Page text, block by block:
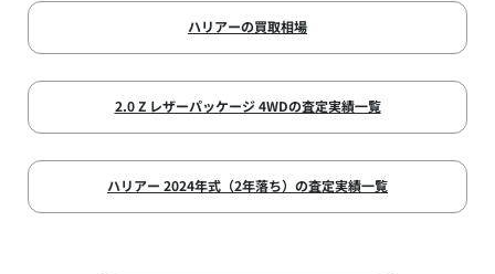
ハリアーの買取相場
2.0 Z レザーパッケージ 4WDの査定実績一覧
ハリアー 2024年式（2年落ち）の査定実績一覧